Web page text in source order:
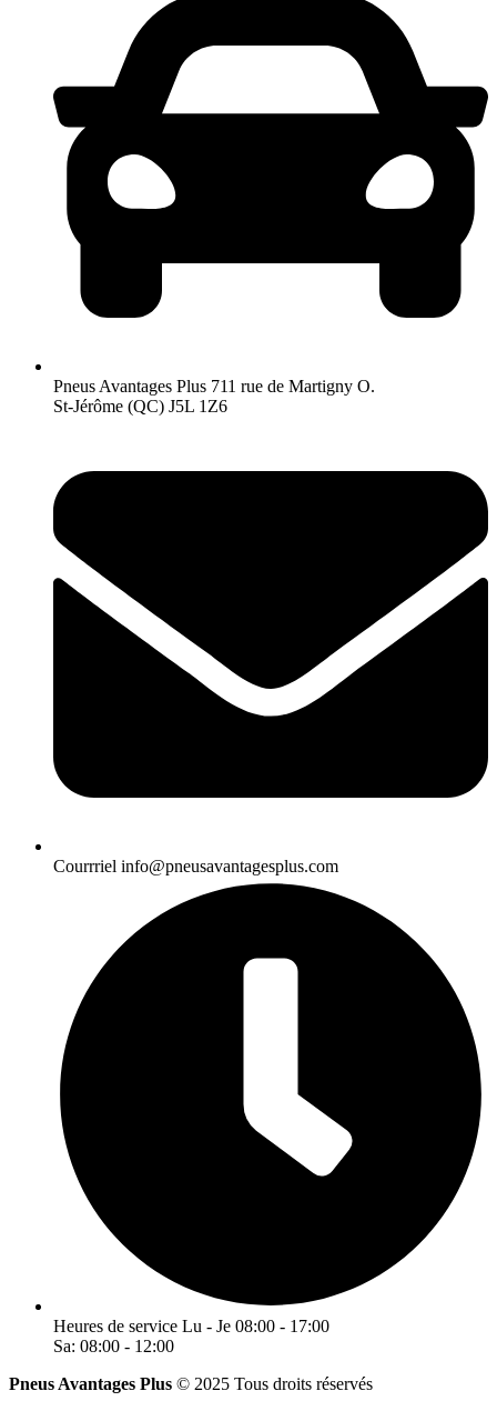
Pneus Avantages Plus 711 rue de Martigny O.
St-Jérôme (QC) J5L 1Z6
Courrriel info@pneusavantagesplus.com
Heures de service Lu - Je 08:00 - 17:00
Sa: 08:00 - 12:00
Pneus Avantages Plus © 2025 Tous droits réservés